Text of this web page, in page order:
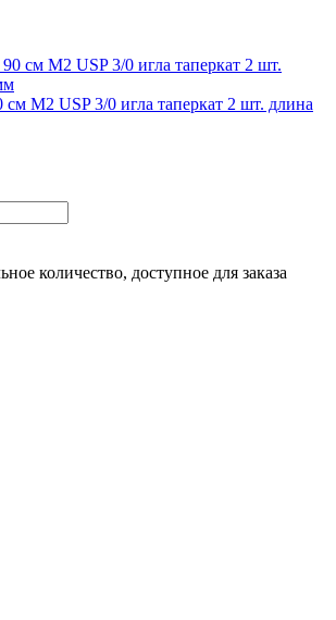
М2 USP 3/0 игла таперкат 2 шт. длина
количество, доступное для заказа